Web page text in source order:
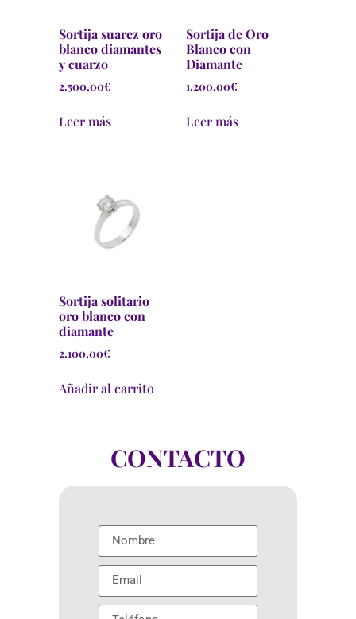
Sortija suarez oro
blanco diamantes
y cuarzo
2.500,00€
Leer más
Sortija de Oro
Blanco con
Diamante
1.200,00€
Leer más
Sortija solitario
oro blanco con
diamante
2.100,00€
Añadir al carrito
CONTACTO